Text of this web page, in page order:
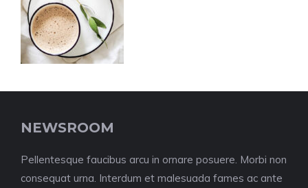
NEWSROOM
Pellentesque faucibus arcu in ornare posuere. Morbi non
consequat urna. Interdum et malesuada fames ac ante